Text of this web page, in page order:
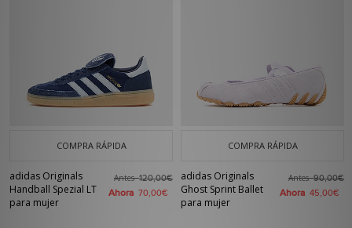
COMPRA RÁPIDA
adidas Originals
Handball Spezial LT
para mujer
Antes120,00€
Ahora 70,00€
COMPRA RÁPIDA
adidas Originals
Ghost Sprint Ballet
para mujer
Antes90,00€
Ahora 45,00€